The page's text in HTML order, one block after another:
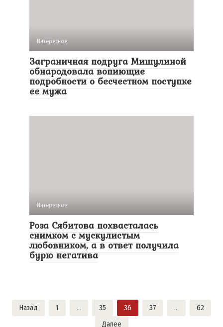
Интересное
Заграничная подруга Мишулиной
обнародовала вопиющие
подробности о бесчестном поступке
ее мужа
Интересное
Роза Сябитова похвасталась
снимком с мускулистым
любовником, а в ответ получила
бурю негатива
Навигация
по
Назад 1 … 35 36 37 …
62
Далее